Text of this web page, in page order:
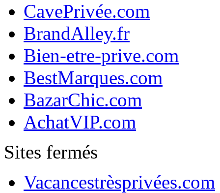
CavePrivée.com
BrandAlley.fr
Bien-etre-prive.com
BestMarques.com
BazarChic.com
AchatVIP.com
Sites fermés
Vacancestrèsprivées.com